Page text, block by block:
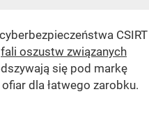
CSIRT
fali oszustw związanych
się pod markę
dla łatwego zarobku.